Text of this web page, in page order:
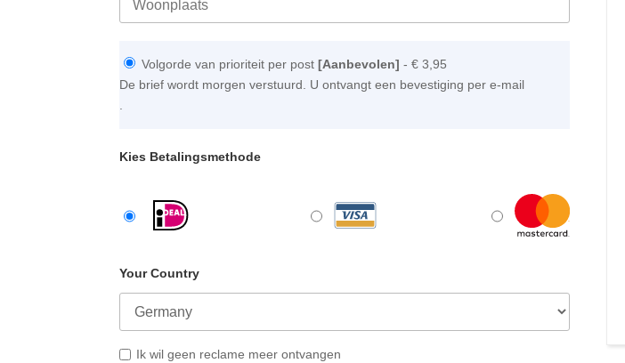
Volgorde van prioriteit per post[Aanbevolen]-€ 3,95
De brief wordt morgen verstuurd. U ontvangt een bevestiging per e-mail
Kies Betalingsmethode
Your Country
Ik wil geen reclame meer ontvangen